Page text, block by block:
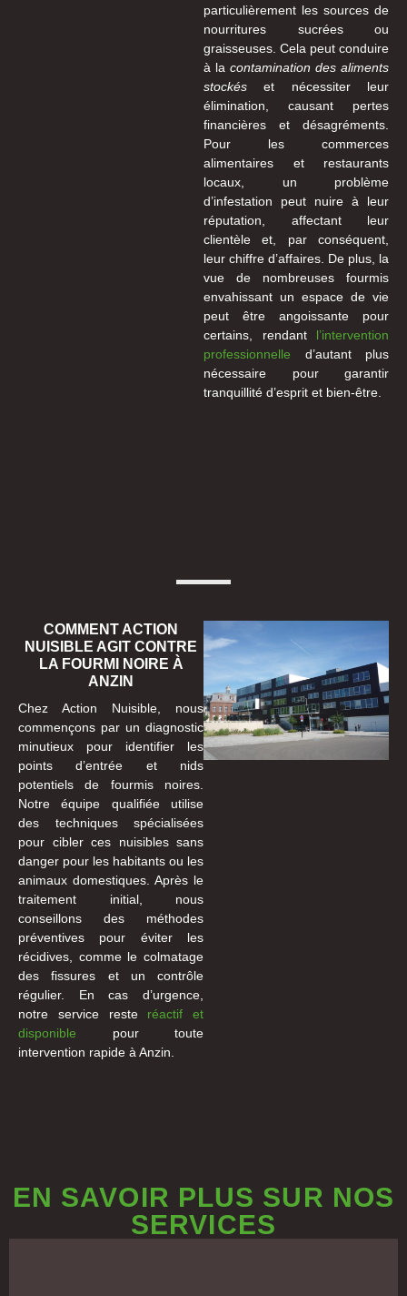
particulièrement les sources de
nourritures sucrées ou
graisseuses. Cela peut conduire
à la contamination des aliments
stockés et nécessiter leur
élimination, causant pertes
financières et désagréments.
Pour les commerces
alimentaires et restaurants
locaux, un problème
d’infestation peut nuire à leur
réputation, affectant leur
clientèle et, par conséquent,
leur chiffre d’affaires. De plus, la
vue de nombreuses fourmis
envahissant un espace de vie
peut être angoissante pour
certains, rendant l’intervention
professionnelle d’autant plus
nécessaire pour garantir
tranquillité d’esprit et bien-être.
COMMENT ACTION
NUISIBLE AGIT CONTRE
LA FOURMI NOIRE À
ANZIN
Chez Action Nuisible, nous
commençons par un diagnostic
minutieux pour identifier les
points d’entrée et nids
potentiels de fourmis noires.
Notre équipe qualifiée utilise
des techniques spécialisées
pour cibler ces nuisibles sans
danger pour les habitants ou les
animaux domestiques. Après le
traitement initial, nous
conseillons des méthodes
préventives pour éviter les
récidives, comme le colmatage
des fissures et un contrôle
régulier. En cas d’urgence,
notre service reste réactif et
disponible pour toute
intervention rapide à Anzin.
EN SAVOIR PLUS SUR NOS
SERVICES